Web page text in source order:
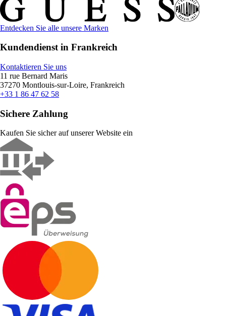
Entdecken Sie alle unsere Marken
Kundendienst in Frankreich
Kontaktieren Sie uns
11 rue Bernard Maris
37270 Montlouis-sur-Loire, Frankreich
+33 1 86 47 62 58
Sichere Zahlung
Kaufen Sie sicher auf unserer Website ein